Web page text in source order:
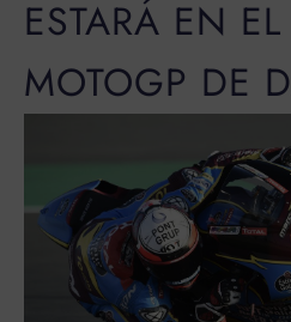
ESTARÁ EN
MOTOGP DE